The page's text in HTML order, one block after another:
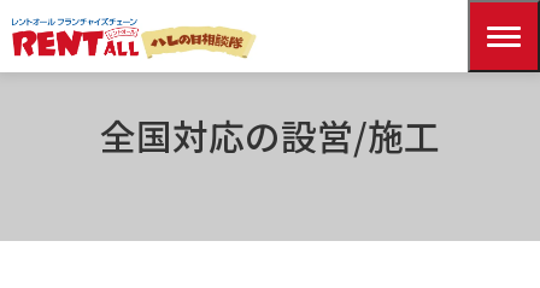
HOME 対応イベント一覧
全国対応の設営/施工